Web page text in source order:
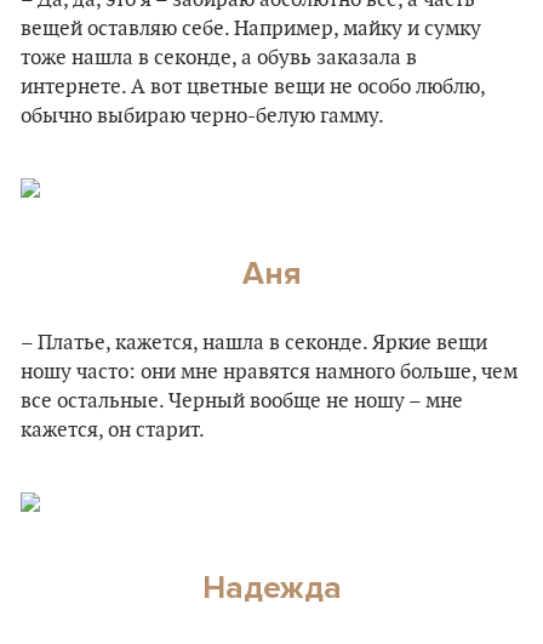
вещей оставляю себе. Например, майку и сумку
тоже нашла в секонде, а обувь заказала в
интернете. А вот цветные вещи не особо люблю,
обычно выбираю черно-белую гамму.
Аня
– Платье, кажется, нашла в секонде. Яркие вещи
ношу часто: они мне нравятся намного больше, чем
все остальные. Черный вообще не ношу – мне
кажется, он старит.
Надежда